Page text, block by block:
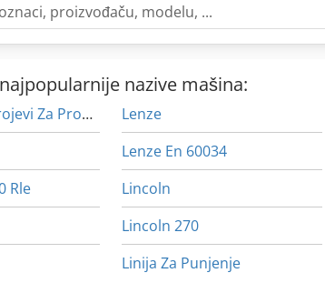
nazive mašina:
Automatski Strojevi Za Probijanje
Rle
Lenze
Lenze En 60034
Lincoln
Lincoln 270
Linija Za Punjenje